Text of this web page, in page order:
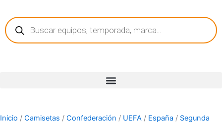
contenido
Búsqueda
de
productos
Inicio / Camisetas / Confederación / UEFA / España / Segunda